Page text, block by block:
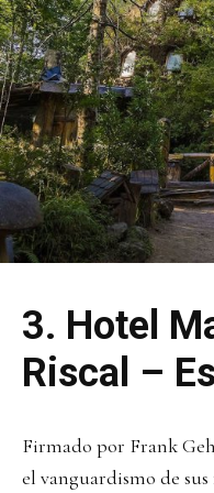
3. Hotel
Riscal –
Firmado por Frank
el vanguardismo de